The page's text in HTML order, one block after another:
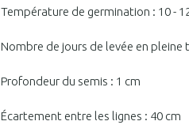
Température de germination : 10 -
Nombre de jours de levée en pleine
Profondeur du semis : 1 cm
Écartement entre les lignes : 40 cm